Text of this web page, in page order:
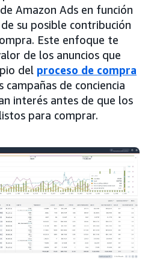
Amazon Ads en función
su posible contribución
Este enfoque te
de los anuncios que
del proceso de compra
campañas de conciencia
interés antes de que los
para comprar.